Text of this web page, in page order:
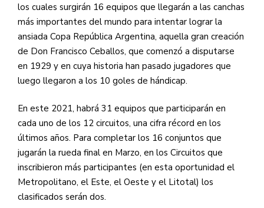
los cuales surgirán 16 equipos que llegarán a las canchas
más importantes del mundo para intentar lograr la
ansiada Copa República Argentina, aquella gran creación
de Don Francisco Ceballos, que comenzó a disputarse
en 1929 y en cuya historia han pasado jugadores que
luego llegaron a los 10 goles de hándicap.
En este 2021, habrá 31 equipos que participarán en
cada uno de los 12 circuitos, una cifra récord en los
últimos años. Para completar los 16 conjuntos que
jugarán la rueda final en Marzo, en los Circuitos que
inscribieron más participantes (en esta oportunidad el
Metropolitano, el Este, el Oeste y el Litotal) los
clasificados serán dos.